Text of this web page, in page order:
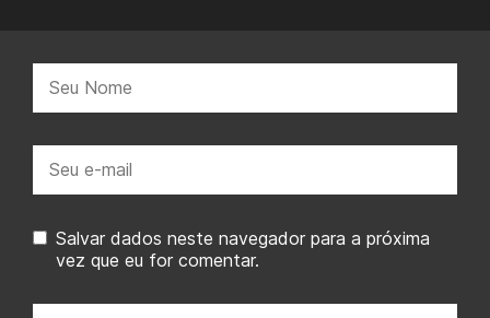
mail:
Salvar dados neste navegador para a próxima
vez que eu for comentar.